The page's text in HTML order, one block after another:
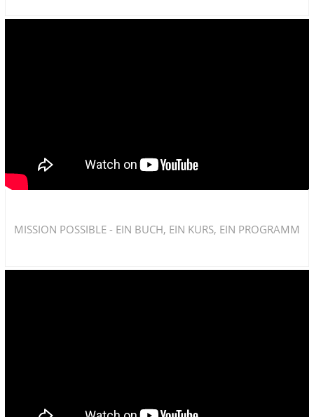
MISSION POSSIBLE - EIN BUCH, EIN KURS, EIN PROGRAMM